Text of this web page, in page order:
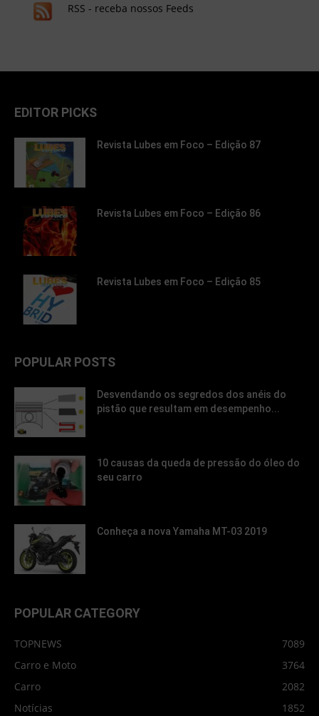
RSS - receba nossos Feeds
EDITOR PICKS
Revista Lubes em Foco – Edição 87
Revista Lubes em Foco – Edição 86
Revista Lubes em Foco – Edição 85
POPULAR POSTS
Desvendando os segredos dos anéis do
pistão que resultam em desempenho...
10 causas da queda de pressão do óleo do
seu carro
Conheça a nova Yamaha MT-03 2019
POPULAR CATEGORY
TOPNEWS
7089
Carro e Moto
3764
Carro
2082
Notícias
1852